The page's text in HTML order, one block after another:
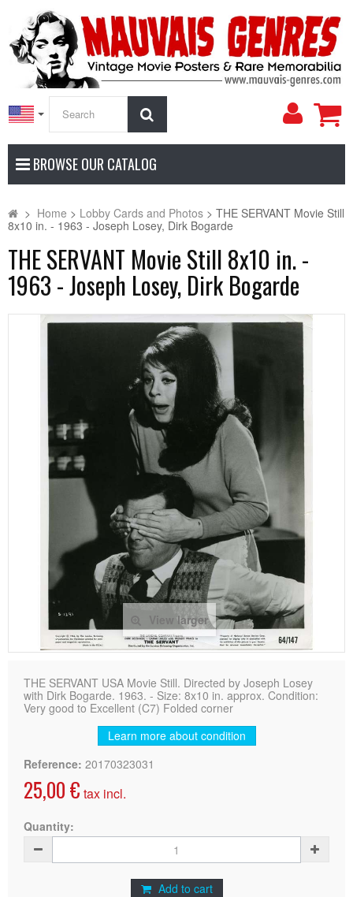
My
BROWSE OUR CATALOG
> Home > Lobby Cards and Photos > THE SERVANT Movie Still
8x10 in. - 1963 - Joseph Losey, Dirk Bogarde
THE SERVANT Movie Still 8x10 in. -
1963 - Joseph Losey, Dirk Bogarde
View larger
THE SERVANT USA Movie Still. Directed by Joseph Losey
with Dirk Bogarde. 1963. - Size: 8x10 in. approx. Condition:
Very good to Excellent (C7) Folded corner
Learn more about condition
Reference: 20170323031
25,00 € tax incl.
Quantity:
Add to cart